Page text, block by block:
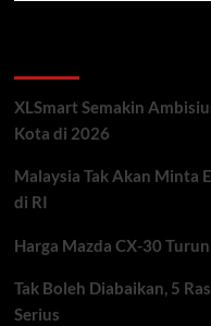
Peringatkan
Trump
Taiwan,
China
Memanas
XLSmart Semakin
Kota di 2026
Malaysia Tak Akan Minta
di RI
Harga Mazda CX-30
Tak Boleh Diabaikan, 5
Serius